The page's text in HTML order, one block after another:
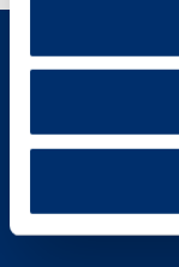
Puedes
Aviso Legal